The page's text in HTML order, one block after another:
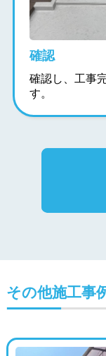
確認
確認し、工事
す。
その他施工事